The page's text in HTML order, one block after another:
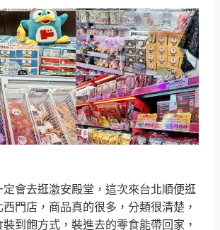
會去逛激安殿堂，這次來台北順便逛
門店，商品真的很多，分類很清楚，
到飽方式，裝進去的零食能帶回家，